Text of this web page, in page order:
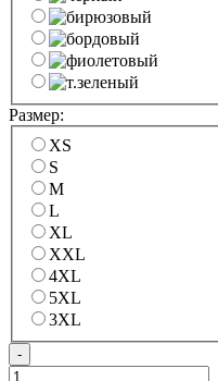
Размер:
XS
S
M
L
XL
XXL
4XL
5XL
3XL
-